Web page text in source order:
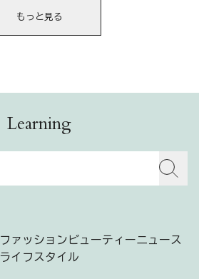
もっと見る
Learning
ファッションビューティーニュース
ライフスタイル